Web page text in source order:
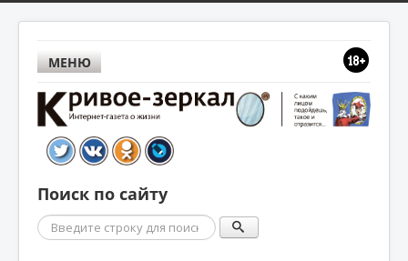
МЕНЮ
Поиск по сайту
Поиск